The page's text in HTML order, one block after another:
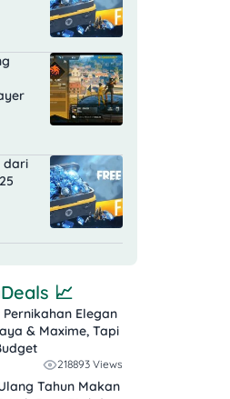
dari
📈
Pernikahan Elegan
& Maxime, Tapi
218893 Views
Tahun Makan